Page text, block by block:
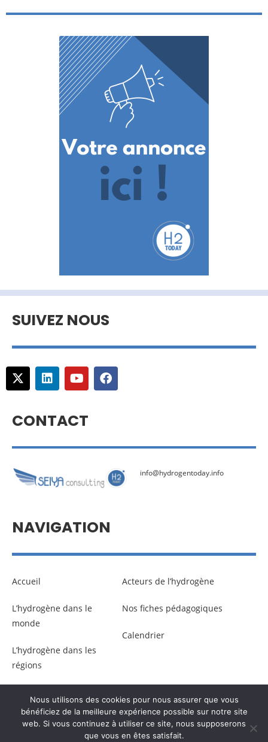
SUIVEZ NOUS
CONTACT
info@hydrogentoday.info
NAVIGATION
Accueil
L’hydrogène dans le
monde
L’hydrogène dans les
régions
Acteurs de l’hydrogène
Nos fiches pédagogiques
Calendrier
© Copyright –Communicaweb 2026
Nous utilisons des cookies pour nous assurer que vous
bénéficiez de la meilleure expérience possible sur notre site
web. Si vous continuez à utiliser ce site, nous supposerons
que vous en êtes satisfait.